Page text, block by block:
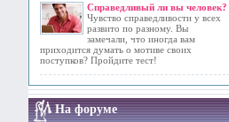
Справедливый ли вы человек?
Чувство справедливости у всех
развито по разному. Вы
замечали, что иногда вам
приходится думать о мотиве своих
поступков? Пройдите тест!
На форуме